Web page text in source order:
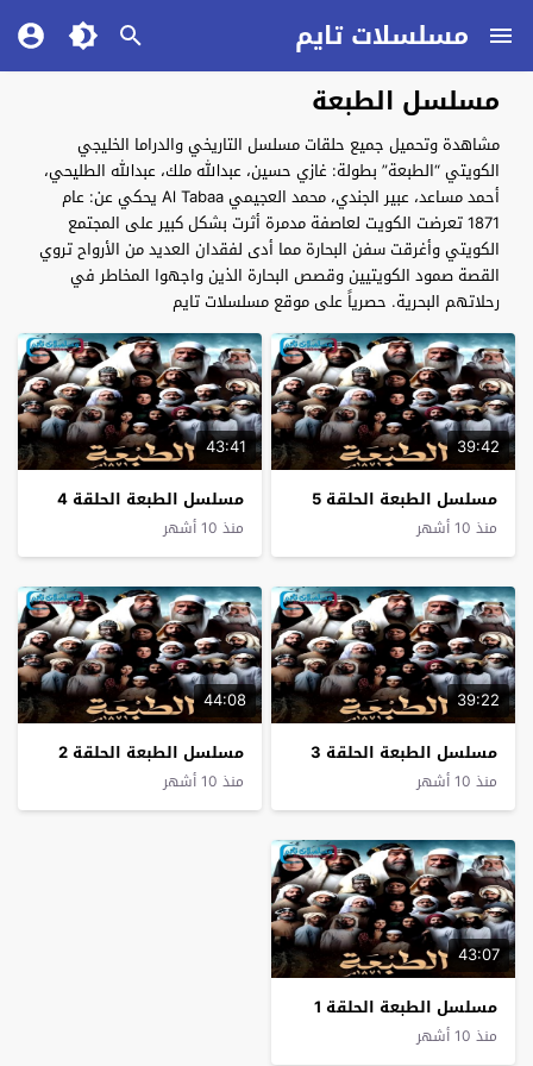
مسلسلات تايم
مسلسل الطبعة
مشاهدة وتحميل جميع حلقات مسلسل التاريخي والدراما الخليجي
الكويتي “الطبعة” بطولة: غازي حسين، عبدالله ملك، عبدالله الطليحي،
أحمد مساعد، عبير الجندي، محمد العجيمي Al Tabaa يحكي عن: عام
1871 تعرضت الكويت لعاصفة مدمرة أثرت بشكل كبير على المجتمع
الكويتي وأغرقت سفن البحارة مما أدى لفقدان العديد من الأرواح تروي
القصة صمود الكويتيين وقصص البحارة الذين واجهوا المخاطر في
رحلاتهم البحرية. حصرياً على موقع مسلسلات تايم
39:42
مسلسل الطبعة الحلقة 5
منذ 10 أشهر
43:41
مسلسل الطبعة الحلقة 4
منذ 10 أشهر
39:22
مسلسل الطبعة الحلقة 3
منذ 10 أشهر
44:08
مسلسل الطبعة الحلقة 2
منذ 10 أشهر
43:07
مسلسل الطبعة الحلقة 1
منذ 10 أشهر